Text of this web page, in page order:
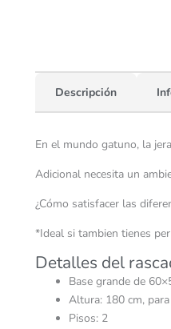
Descripción
En el mundo gatuno, la
Adicional necesita un
¿Cómo satisfacer las
*Ideal si tambien tienes
Detalles del
Base grande de
Altura: 180 cm,
Pisos: 2